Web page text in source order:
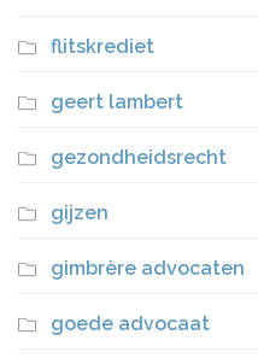
flitskrediet
geert lambert
gezondheidsrecht
gijzen
gimbrère advocaten
goede advocaat